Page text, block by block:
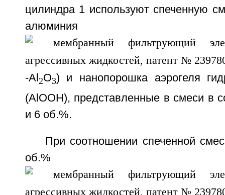
цилиндра 1 используют спеченную
-Al 2O3) и нанопорошка аэрогеля
(AlOOH), представленные в смеси в
и 6 об.%.
При соотношении спеченной
об.%